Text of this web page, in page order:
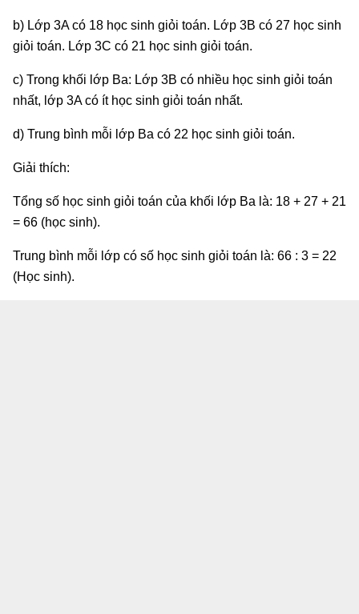
b) Lớp 3A có 18 học sinh giỏi toán. Lớp 3B có 27 học sinh
giỏi toán. Lớp 3C có 21 học sinh giỏi toán.
c) Trong khối lớp Ba: Lớp 3B có nhiều học sinh giỏi toán
nhất, lớp 3A có ít học sinh giỏi toán nhất.
d) Trung bình mỗi lớp Ba có 22 học sinh giỏi toán.
Giải thích:
Tổng số học sinh giỏi toán của khối lớp Ba là: 18 + 27 + 21
= 66 (học sinh).
Trung bình mỗi lớp có số học sinh giỏi toán là: 66 : 3 = 22
(Học sinh).